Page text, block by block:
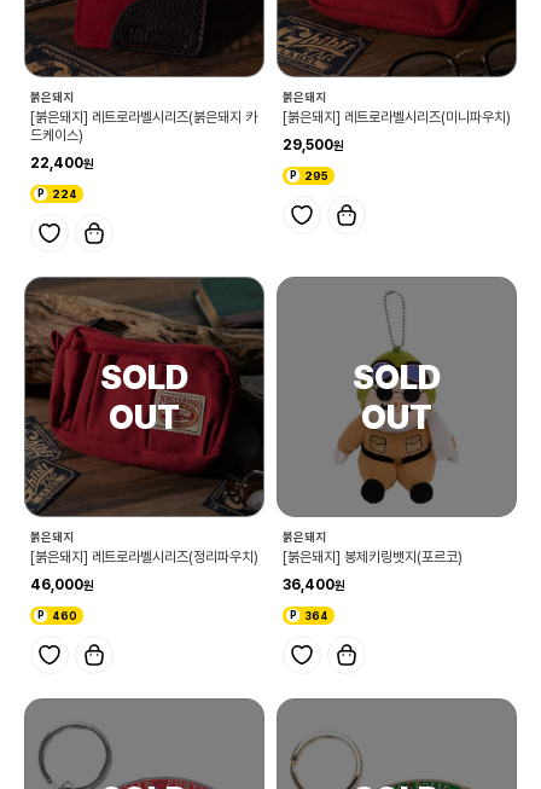
붉은돼지
[붉은돼지] 레트로라벨시리즈(붉은돼지 카
드케이스)
22,400
224
붉은돼지
[붉은돼지] 레트로라벨시리즈(미니파우치)
29,500
295
붉은돼지
[붉은돼지] 레트로라벨시리즈(정리파우치)
46,000
460
붉은돼지
[붉은돼지] 봉제키링뱃지(포르코)
36,400
364